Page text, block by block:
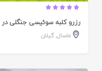
رزرو کلبه سوئیسی جنگلی در
ماسال,گیلان